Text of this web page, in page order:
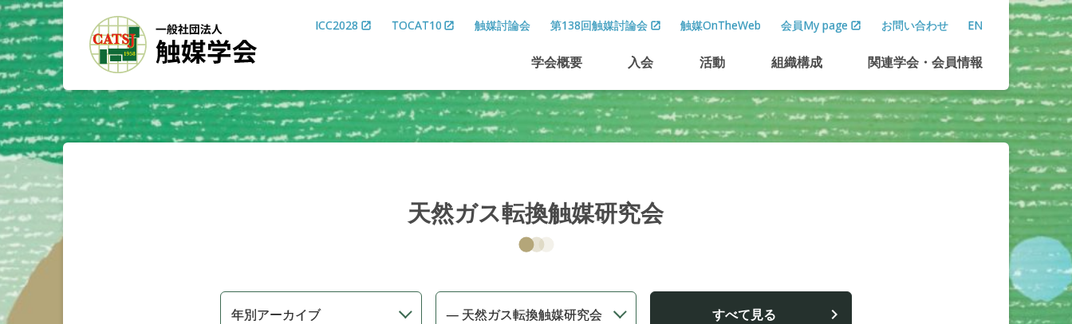
ICC2028 TOCAT10 触媒討論会 第138回触媒討論会 触媒OnTheWeb 会員My page お問い合わせ EN
学会概要 入会 活動 組織構成 関連学会 ・会員情報
天然ガス転換触媒研究会
すべて見る